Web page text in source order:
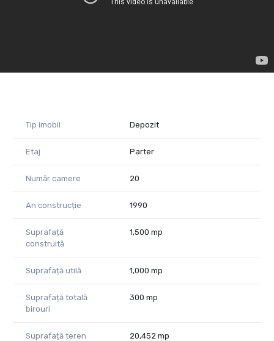
Tip imobil Depozit
Etaj Parter
Număr camere 20
An construcție 1990
Suprafață
construită
1,500 mp
Suprafață utilă 1,000 mp
Suprafață totală
birouri
300 mp
Suprafață teren 20,452 mp